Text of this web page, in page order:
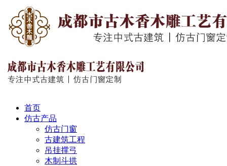
首页
仿古产品
仿古门窗
古建筑工程
吊挂撑弓
木制斗拱